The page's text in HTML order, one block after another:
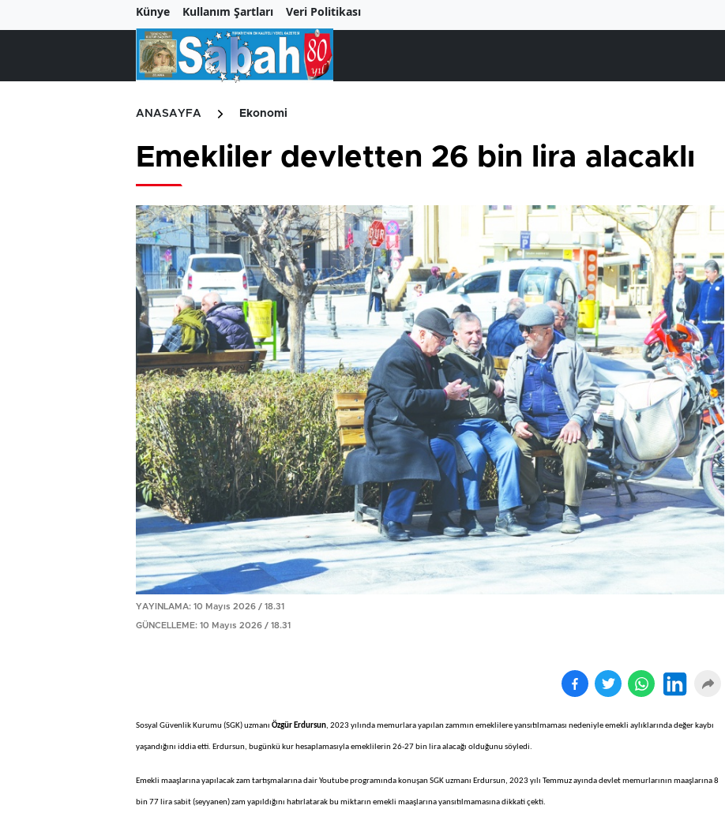
Künye Kullanım Şartları Veri Politikası
ANASAYFA Ekonomi
Emekliler devletten 26 bin lira alacaklı
YAYINLAMA: 10 Mayıs 2026 / 18.31
GÜNCELLEME: 10 Mayıs 2026 / 18.31
Sosyal Güvenlik Kurumu (SGK) uzmanı Özgür Erdursun, 2023 yılında memurlara yapılan zammın emeklilere yansıtılmaması nedeniyle emekli aylıklarında değer kaybı
yaşandığını iddia etti. Erdursun, bugünkü kur hesaplamasıyla emeklilerin 26-27 bin lira alacağı olduğunu söyledi.
Emekli maaşlarına yapılacak zam tartışmalarına dair Youtube programında konuşan SGK uzmanı Erdursun, 2023 yılı Temmuz ayında devlet memurlarının maaşlarına 8
bin 77 lira sabit (seyyanen) zam yapıldığını hatırlatarak bu miktarın emekli maaşlarına yansıtılmamasına dikkati çekti.
Birçok uyku hastalığının
tan...
En ucuz sigara 120 TL, en
pa...